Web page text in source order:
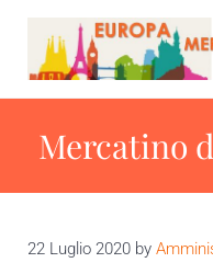
Skip to main content
Skip to after header
Skip to site footer
EUROPA
Mercatino
22 Luglio 2020 by